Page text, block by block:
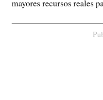
mayores recursos reales